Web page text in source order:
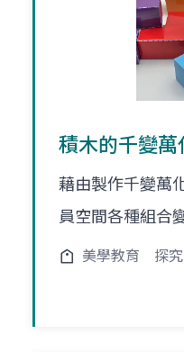
積木的千變萬
藉由製作千變萬
員空間各種組合
美學教育 探